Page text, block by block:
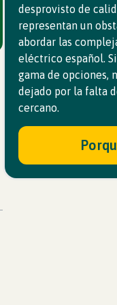
desprovisto de
representan un
abordar las
eléctrico español.
gama de opciones,
dejado por la falta
cercano.